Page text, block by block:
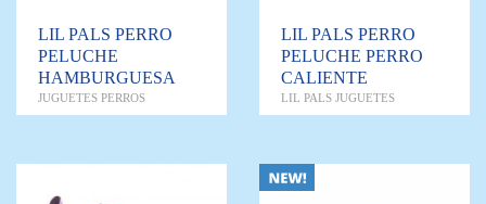
LIL PALS PERRO
PELUCHE
HAMBURGUESA
JUGUETES PERROS
LIL PALS PERRO
PELUCHE PERRO
CALIENTE
LIL PALS JUGUETES